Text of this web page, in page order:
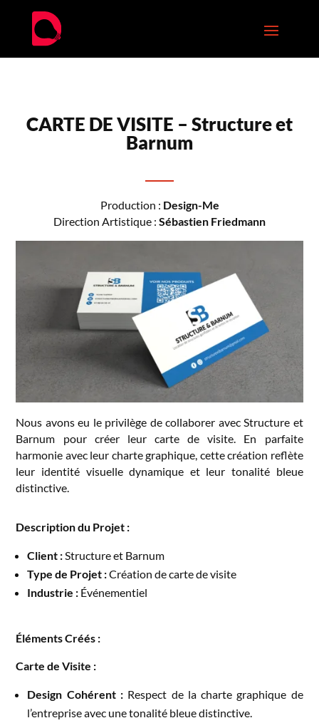
CARTE DE VISITE – Structure et
Barnum
Production : Design-Me
Direction Artistique : Sébastien Friedmann
Nous avons eu le privilège de collaborer avec Structure et
Barnum pour créer leur carte de visite. En parfaite
harmonie avec leur charte graphique, cette création reflète
leur identité visuelle dynamique et leur tonalité bleue
distinctive.
Description du Projet :
Client : Structure et Barnum
Type de Projet :Création de carte de visite
Industrie : Événementiel
Éléments Créés :
Carte de Visite :
Design Cohérent :Respect de la charte graphique de
l’entreprise avec une tonalité bleue distinctive.